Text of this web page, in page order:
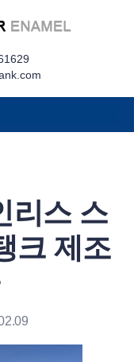
리스 스
크 제조